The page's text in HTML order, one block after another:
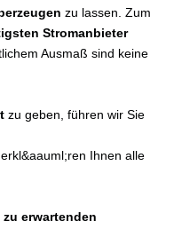
zu lassen. Zum
Stromanbieter
Ausmaß sind keine
zu geben, führen wir Sie
Ihnen alle
zu erwartenden